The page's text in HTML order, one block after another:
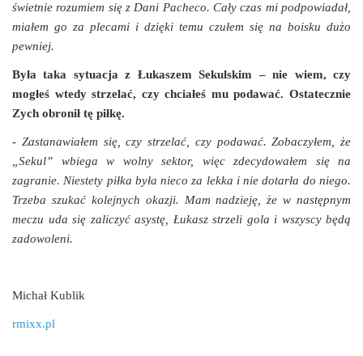
świetnie rozumiem się z Dani Pacheco. Cały czas mi podpowiadał,
miałem go za plecami i dzięki temu czułem się na boisku dużo
pewniej.
Była taka sytuacja z Łukaszem Sekulskim – nie wiem, czy
mogłeś wtedy strzelać, czy chciałeś mu podawać. Ostatecznie
Zych obronił tę piłkę.
- Zastanawiałem się, czy strzelać, czy podawać. Zobaczyłem, że
„Sekul” wbiega w wolny sektor, więc zdecydowałem się na
zagranie. Niestety piłka była nieco za lekka i nie dotarła do niego.
Trzeba szukać kolejnych okazji. Mam nadzieję, że w następnym
meczu uda się zaliczyć asystę, Łukasz strzeli gola i wszyscy będą
zadowoleni.
Michał Kublik
rmixx.pl